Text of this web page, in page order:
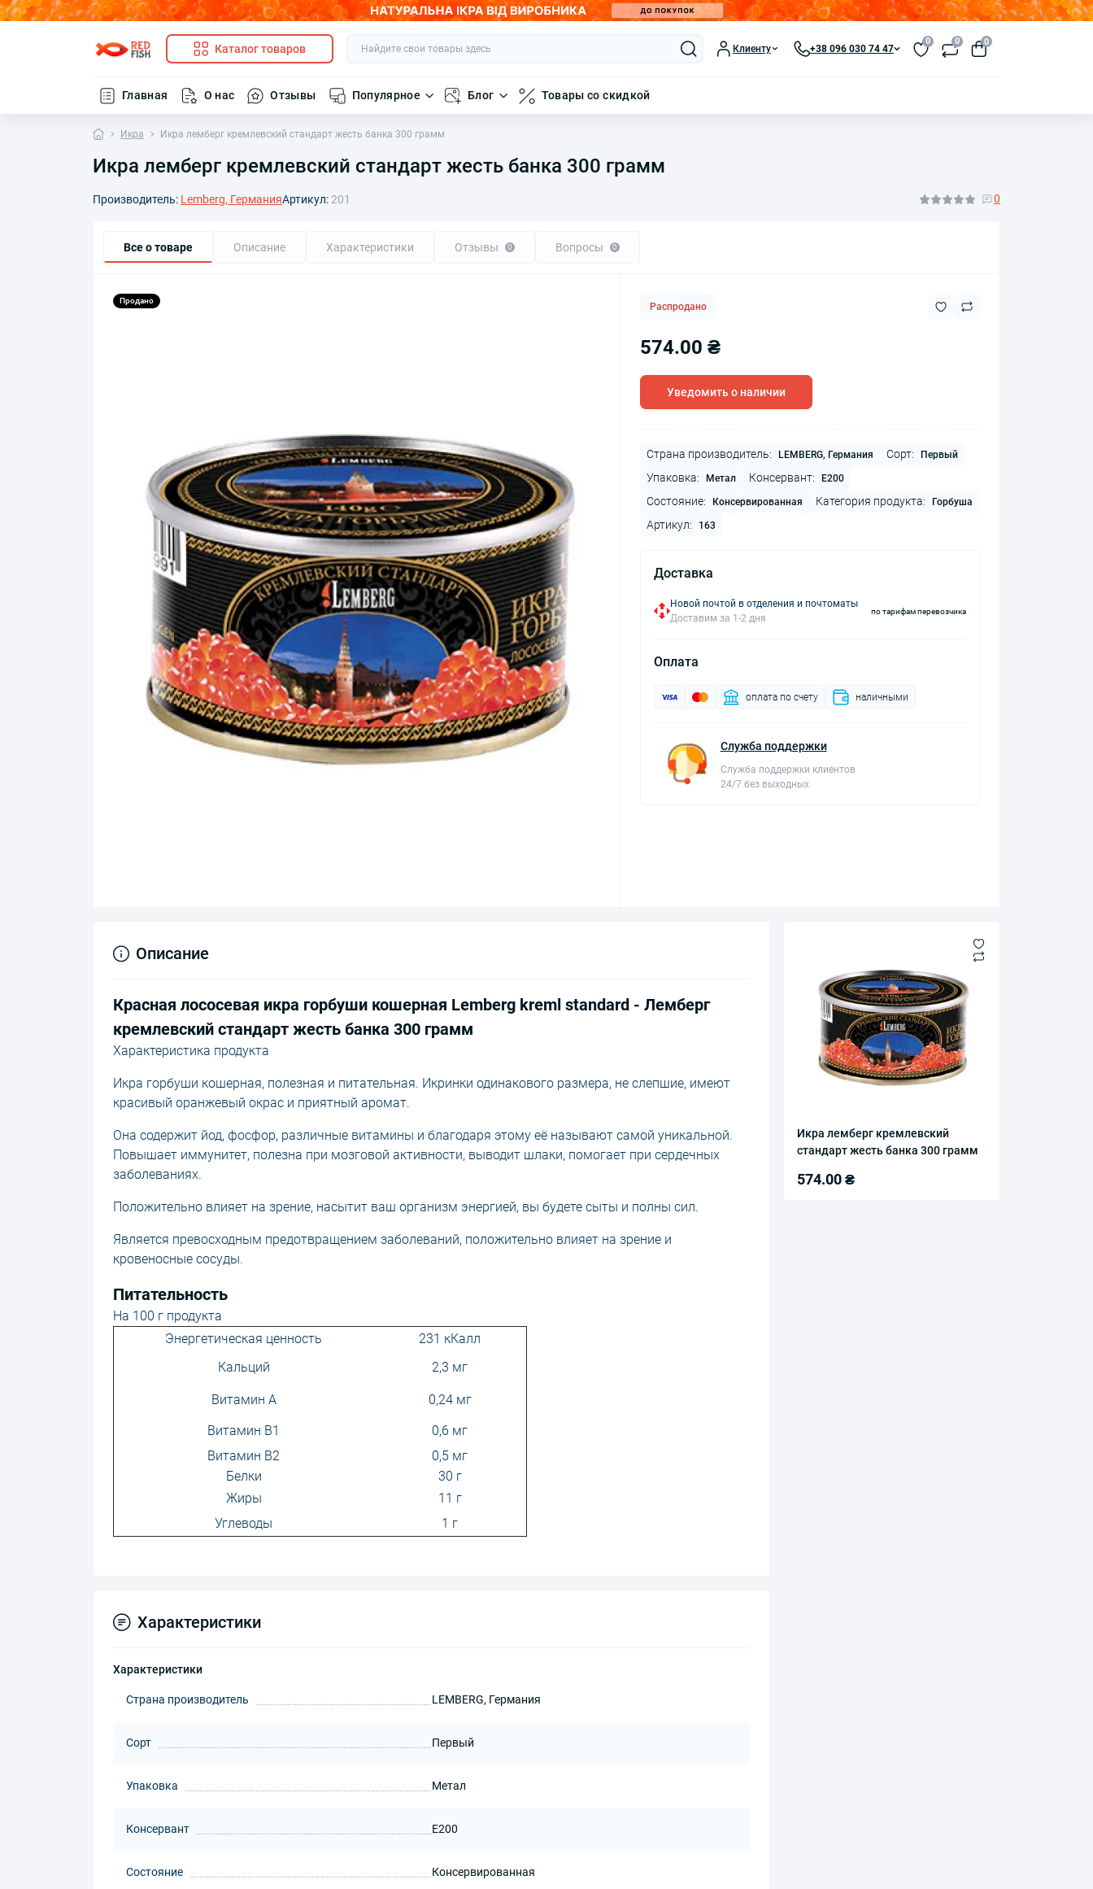
Каталог товаров Клиенту +38 096 030 74 47
0 0 0
Главная О нас Отзывы Популярное Блог Товары со скидкой
Икра Икра лемберг кремлевский стандарт жесть банка 300 грамм
Икра лемберг кремлевский стандарт жесть банка 300 грамм
Производитель: Lemberg, ГерманияАртикул: 201 0
Все о товаре Описание Характеристики Отзывы 0 Вопросы 0
Продано
Распродано
574.00 ₴
Уведомить о наличии
Страна производитель: LEMBERG, Германия Сорт: Первый
Упаковка: Метал Консервант: Е200
Состояние: Консервированная Категория продукта: Горбуша
Артикул: 163
Доставка
Новой почтой в отделения и почтоматы
Доставим за 1-2 дня
по тарифам перевозчика
Оплата
оплата по счету наличными
Служба поддержки
Служба поддержки клиентов
24/7 без выходных
Икра лемберг кремлевский
стандарт жесть банка 300 грамм
574.00 ₴
Описание
Красная лососевая икра горбуши кошерная Lemberg kreml standard - Лемберг
кремлевский стандарт жесть банка 300 грамм
Характеристика продукта
Икра горбуши кошерная, полезная и питательная. Икринки одинакового размера, не слепшие, имеют
красивый оранжевый окрас и приятный аромат.
Она содержит йод, фосфор, различные витамины и благодаря этому её называют самой уникальной.
Повышает иммунитет, полезна при мозговой активности, выводит шлаки, помогает при сердечных
заболеваниях.
Положительно влияет на зрение, насытит ваш организм энергией, вы будете сыты и полны сил.
Является превосходным предотвращением заболеваний, положительно влияет на зрение и
кровеносные сосуды.
Питательность
На 100 г продукта
Энергетическая ценность
231 кКалл
Кальций
2,3 мг
Витамин А
0,24 мг
Витамин В1
0,6 мг
Витамин В2
0,5 мг
Белки
30 г
Жиры
11 г
Углеводы
1 г
Характеристики
Характеристики
Страна производитель LEMBERG, Германия
Сорт Первый
Упаковка Метал
Консервант Е200
Состояние Консервированная